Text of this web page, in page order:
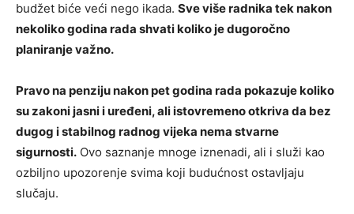
budžet biće veći nego ikada. Sve više radnika tek nakon
nekoliko godina rada shvati koliko je dugoročno
planiranje važno.
Pravo na penziju nakon pet godina rada pokazuje koliko
su zakoni jasni i uređeni, ali istovremeno otkriva da bez
dugog i stabilnog radnog vijeka nema stvarne
sigurnosti. Ovo saznanje mnoge iznenadi, ali i služi kao
ozbiljno upozorenje svima koji budućnost ostavljaju
slučaju.